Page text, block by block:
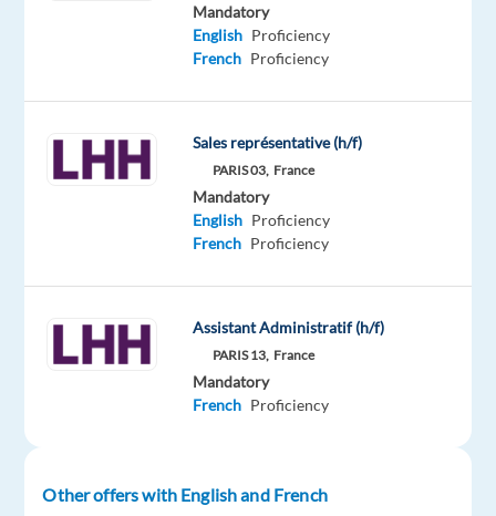
de
transition,
à
comptable
basé
Mandatory
English Proficiency
French Proficiency
Sales représentative (h/f)
PARIS 03, France
Mandatory
English Proficiency
French Proficiency
Assistant Administratif (h/f)
PARIS 13, France
Mandatory
French Proficiency
Other offers with English and French